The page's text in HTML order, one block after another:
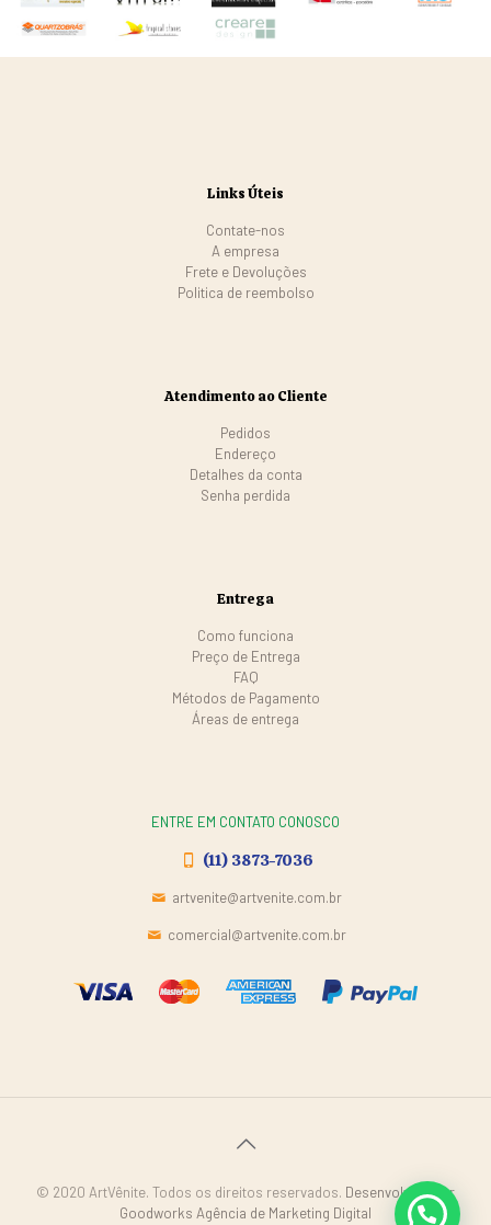
Links Úteis
Contate-nos
A empresa
Frete e Devoluções
Politica de reembolso
Atendimento ao Cliente
Pedidos
Endereço
Detalhes da conta
Senha perdida
Entrega
Como funciona
Preço de Entrega
FAQ
Métodos de Pagamento
Áreas de entrega
ENTRE EM CONTATO CONOSCO
(11) 3873-7036
artvenite@artvenite.com.br
comercial@artvenite.com.br
© 2020 ArtVênite. Todos os direitos reservados. Desenvolvido por
Goodworks Agência de Marketing Digital